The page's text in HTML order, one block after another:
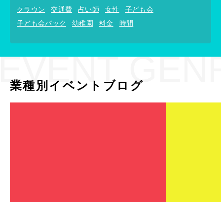
クラウン
交通費 占い師 女性
子ども会
子ども会パック
幼稚園 料金 時間
業種別イベントブログ